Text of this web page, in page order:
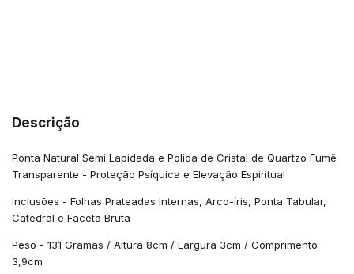
Descrição
Ponta Natural Semi Lapidada e Polida de Cristal de Quartzo Fumê
Transparente - Proteção Psíquica e Elevação Espiritual
Inclusões - Folhas Prateadas Internas, Arco-íris, Ponta Tabular,
Catedral e Faceta Bruta
Peso - 131 Gramas / Altura 8cm / Largura 3cm / Comprimento
3,9cm